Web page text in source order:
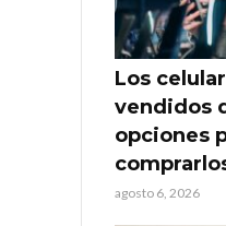
Los
vendidos
opciones
agosto 6, 2026